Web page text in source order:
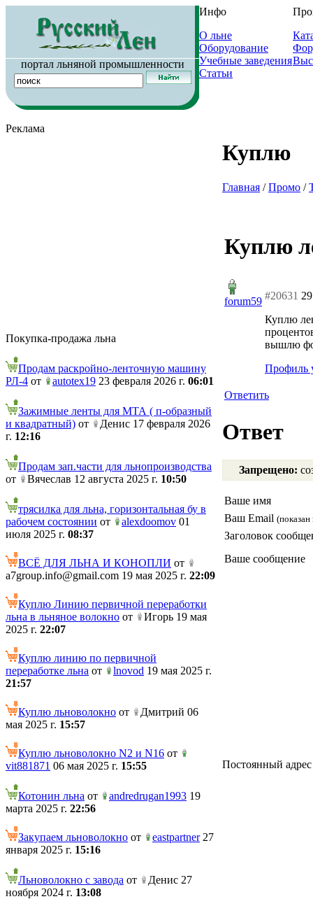
портал льняной промышленности
Инфо
О льне
Оборудование
Учебные заведения
Статьи
Реклама
Покупка-продажа льна
Продам раскройно-ленточную машину
РЛ-4 от autotex19 23 февраля 2026 г. 06:01
Зажимные ленты для МТА ( п-образный
и квадратный) от
Денис 17 февраля 2026
г. 12:16
Продам зап.части для льнопроизводства
от
Вячеслав 12 августа 2025 г. 10:50
трясилка для льна, горизонтальная бу в
рабочем состоянии от alexdoomov 01
июля 2025 г. 08:37
ВСЁ ДЛЯ ЛЬНА И КОНОПЛИ от
a7group.info@gmail.com 19 мая 2025 г. 22:09
Куплю Линию первичной переработки
льна в льняное волокно от
Игорь 19 мая
2025 г. 22:07
Куплю линию по первичной
переработке льна от lnovod 19 мая 2025 г.
21:57
Куплю льноволокно от
Дмитрий 06
мая 2025 г. 15:57
Куплю льноволокно N2 и N16 от
vit881871 06 мая 2025 г. 15:55
Котонин льна от andredrugan1993 19
марта 2025 г. 22:56
Закупаем льноволокно от eastpartner27
января 2025 г. 15:16
Льноволокно с завода от
Денис 27
ноября 2024 г. 13:08
Куплю
Главная /Промо /
Куплю
forum59 #20631
Куплю
вышлю
Профиль
Ответить
Ответ
Запрещено:
Ваше имя
Ваш Email (показан
Заголовок
Ваше сообщение
Постоянный